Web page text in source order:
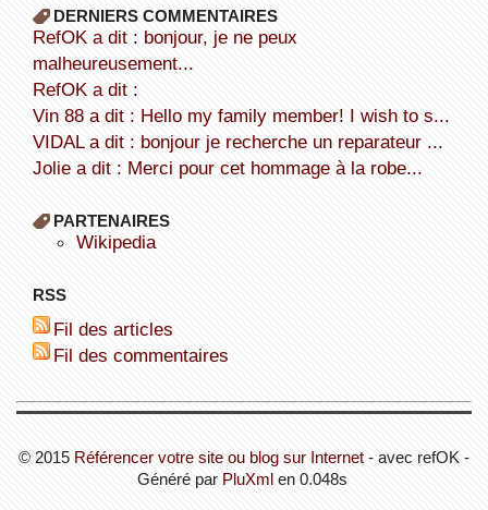
DERNIERS COMMENTAIRES
refOK a dit : bonjour, je ne peux
malheureusement...
refOK a dit :
Vin 88 a dit : Hello my family member! I wish to s...
VIDAL a dit : bonjour je recherche un reparateur ...
Jolie a dit : Merci pour cet hommage à la robe...
PARTENAIRES
wikipedia
RSS
Fil des articles
Fil des commentaires
© 2015 Référencer votre site ou blog sur Internet - avec refOK -
Généré par PluXmlen 0.048s